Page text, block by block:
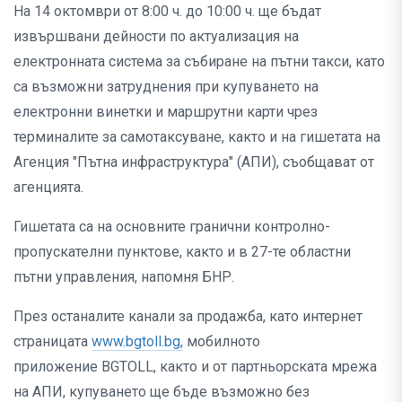
На 14 октомври от 8:00 ч. до 10:00 ч. ще бъдат
извършвани дейности по актуализация на
електронната система за събиране на пътни такси, като
са възможни затруднения при купуването на
електронни винетки и маршрутни карти чрез
терминалите за самотаксуване, както и на гишетата на
Агенция "Пътна инфраструктура" (АПИ), съобщават от
агенцията.
Гишетата са на основните гранични контролно-
пропускателни пунктове, както и в 27-те областни
пътни управления, напомня БНР.
През останалите канали за продажба, като интернет
страницата www.bgtoll.bg, мобилното
приложение BGTOLL, както и от партньорската мрежа
на АПИ, купуването ще бъде възможно без